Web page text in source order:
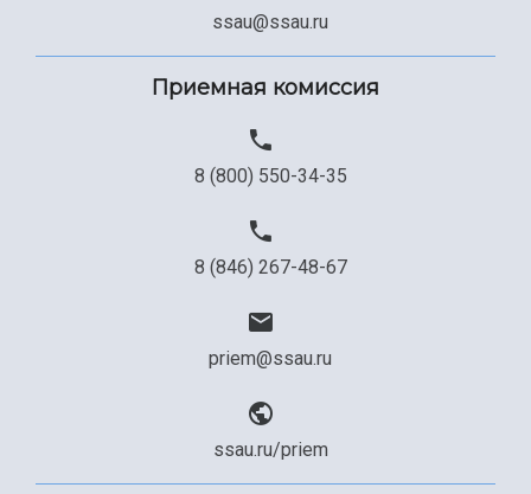
Официальные документы
ssau@ssau.ru
Приемная комиссия
8 (800) 550-34-35
8 (846) 267-48-67
priem@ssau.ru
ssau.ru/priem